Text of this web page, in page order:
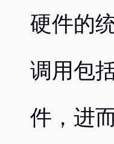
硬件的
调用包
件，进